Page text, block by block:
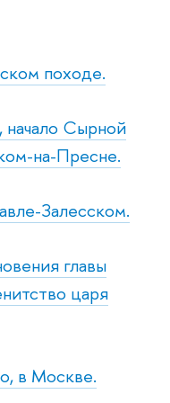
походе.
начало Сырной
на-Пресне.
Залесском.
главы
царя
в Москве.